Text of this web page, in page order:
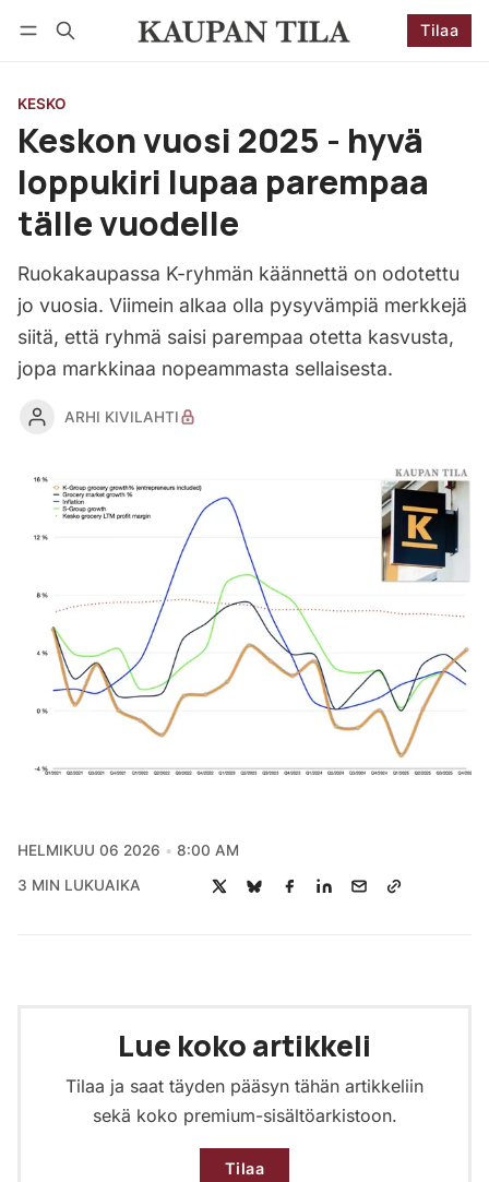
Tilaa
KESKO
Keskon vuosi 2025 - hyvä
loppukiri lupaa parempaa
tälle vuodelle
Ruokakaupassa K-ryhmän käännettä on odotettu
jo vuosia. Viimein alkaa olla pysyvämpiä merkkejä
siitä, että ryhmä saisi parempaa otetta kasvusta,
jopa markkinaa nopeammasta sellaisesta.
ARHI KIVILAHTI
HELMIKUU 06 2026 8:00 AM
3 MIN LUKUAIKA
Lue koko artikkeli
Tilaa ja saat täyden pääsyn tähän artikkeliin
sekä koko premium-sisältöarkistoon.
Tilaa